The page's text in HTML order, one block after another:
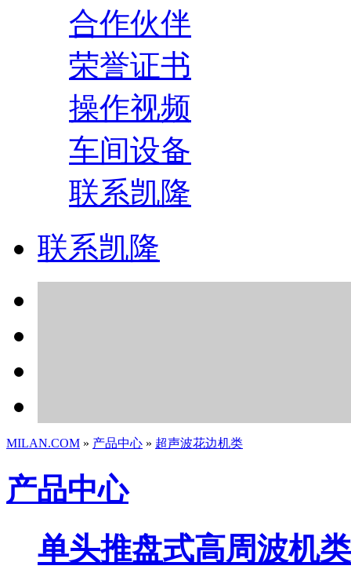
合作伙伴
荣誉证书
操作视频
车间设备
联系凯隆
联系凯隆
MILAN.COM » 产品中心 » 超声波花边机类
产品中心
单头推盘式高周波机类